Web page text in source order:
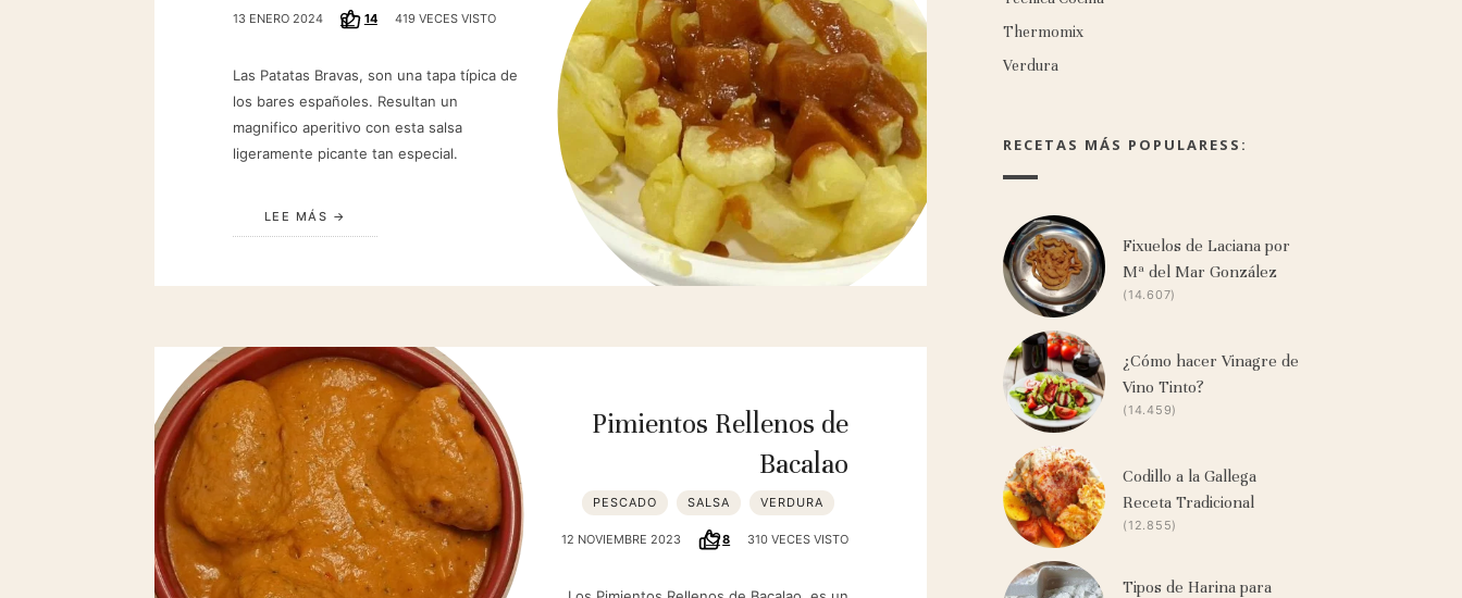
13 ENERO 2024 14 419 VECES VISTO
Las Patatas Bravas, son una tapa típica de
los bares españoles. Resultan un
magnifico aperitivo con esta salsa
ligeramente picante tan especial.
LEE MÁS
Pimientos Rellenos de
Bacalao
PESCADO SALSA VERDURA
12 NOVIEMBRE 2023 8 310 VECES VISTO
Thermomix
Verdura
RECETAS MÁS POPULARESS:
Fixuelos de Laciana por
Mª del Mar González
(14.607)
¿Cómo hacer Vinagre de
Vino Tinto?
(14.459)
Codillo a la Gallega
Receta Tradicional
(12.855)
Tipos de Harina para